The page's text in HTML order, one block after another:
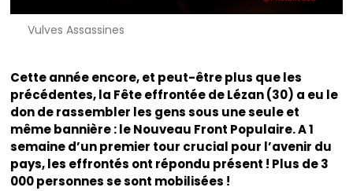
Vulves Assassines
Cette année encore, et peut-être plus que les
précédentes, la Fête effrontée de Lézan (30) a eu le
don de rassembler les gens sous une seule et
même bannière : le Nouveau Front Populaire. A 1
semaine d’un premier tour crucial pour l’avenir du
pays, les effrontés ont répondu présent ! Plus de 3
000 personnes se sont mobilisées !